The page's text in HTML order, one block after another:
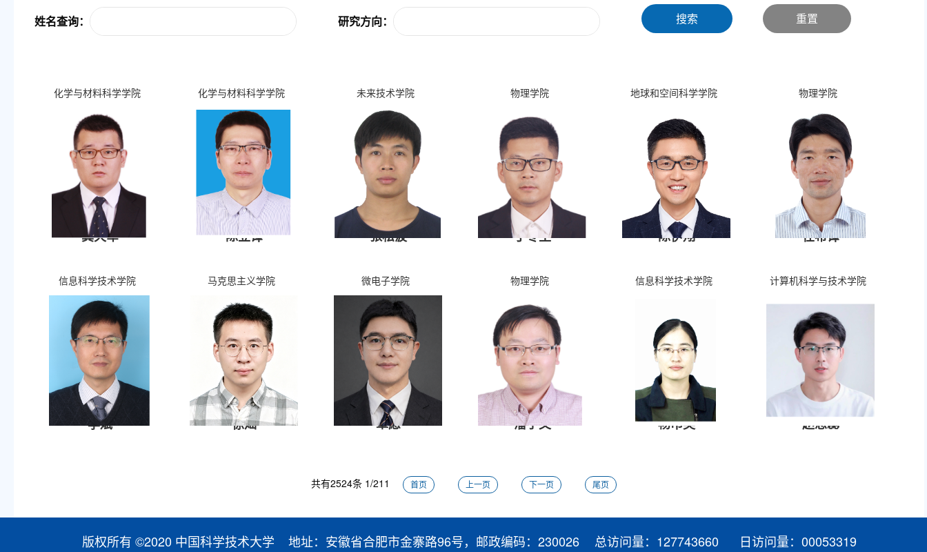
姓名查询： 研究方向： 搜索 重置
化学与材料科学学院
龚天军
化学与材料科学学院
陈立锋
未来技术学院
张松波
物理学院
丁冬生
地球和空间科学学院
陈伊翔
物理学院
任希锋
信息科学技术学院
李斌
马克思主义学院
徐灿
微电子学院
覃愿
物理学院
潘子文
信息科学技术学院
杨巾英
计算机科学与技术学院
赵思蕊
共有2524条 1/211 首页 上一页 下一页 尾页
版权所有 ©2020 中国科学技术大学 地址：安徽省合肥市金寨路96号，邮政编码：230026 总访问量： 127743660 日访问量： 00053319